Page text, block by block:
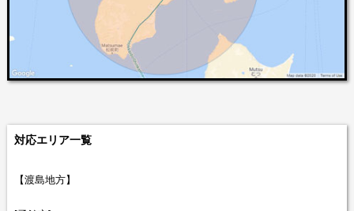
対応エリア一覧
【渡島地方】